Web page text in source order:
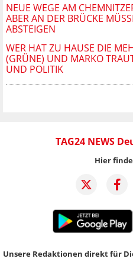
NEUE WEGE AM
BER AN DER BRÜCKE
BSTEIGEN
WER HAT ZU HAUSE DIE
(GRÜNE) UND MARKO
UND POLITIK
TAG24 NEWS
Hier
Unsere Redaktionen direkt für